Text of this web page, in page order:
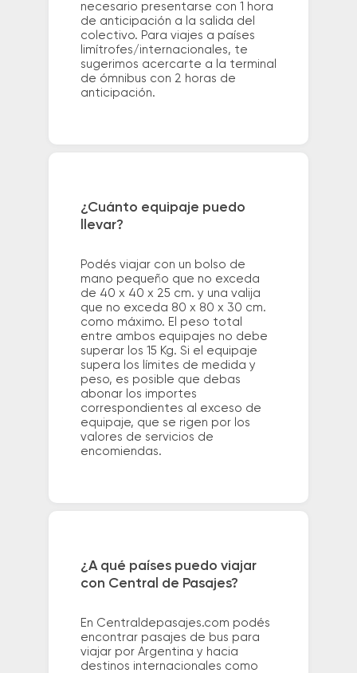
necesario presentarse con 1 hora
de anticipación a la salida del
colectivo. Para viajes a países
limítrofes/internacionales, te
sugerimos acercarte a la terminal
de ómnibus con 2 horas de
anticipación.
¿Cuánto equipaje puedo
llevar?
Podés viajar con un bolso de
mano pequeño que no exceda
de 40 x 40 x 25 cm. y una valija
que no exceda 80 x 80 x 30 cm.
como máximo. El peso total
entre ambos equipajes no debe
superar los 15 Kg. Si el equipaje
supera los límites de medida y
peso, es posible que debas
abonar los importes
correspondientes al exceso de
equipaje, que se rigen por los
valores de servicios de
encomiendas.
¿A qué países puedo viajar
con Central de Pasajes?
En Centraldepasajes.com podés
encontrar pasajes de bus para
viajar por Argentina y hacia
destinos internacionales como